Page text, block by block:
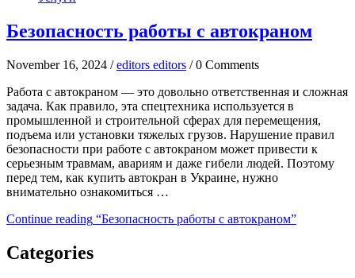
Безопасность работы с автокраном
November 16, 2024 /editors editors / 0 Comments
Работа с автокраном — это довольно ответственная и сложная
задача. Как правило, эта спецтехника используется в
промышленной и строительной сферах для перемещения,
подъема или установки тяжелых грузов. Нарушение правил
безопасности при работе с автокраном может привести к
серьезным травмам, авариям и даже гибели людей. Поэтому
перед тем, как купить автокран в Украине, нужно
внимательно ознакомиться …
Continue reading “Безопасность работы с автокраном”
Categories